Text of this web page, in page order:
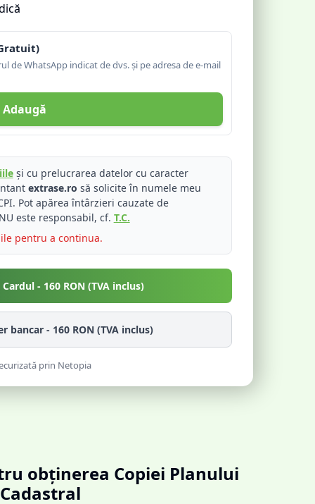
de WhatsApp indicat de dvs. și pe adresa de e-mail
Adaugă
și cu prelucrarea datelor cu caracter
extrase.ro să solicite în numele meu
Pot apărea întârzieri cauzate de
este responsabil, cf. T.C.
pentru a continua.
- 160 RON (TVA inclus)
bancar - 160 RON (TVA inclus)
prin Netopia
obținerea Copiei Planului
Cadastral